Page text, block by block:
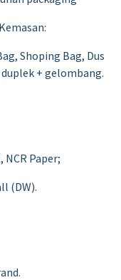
Shoping Bag, Dus
+ gelombang.
NCR Paper;
(DW).